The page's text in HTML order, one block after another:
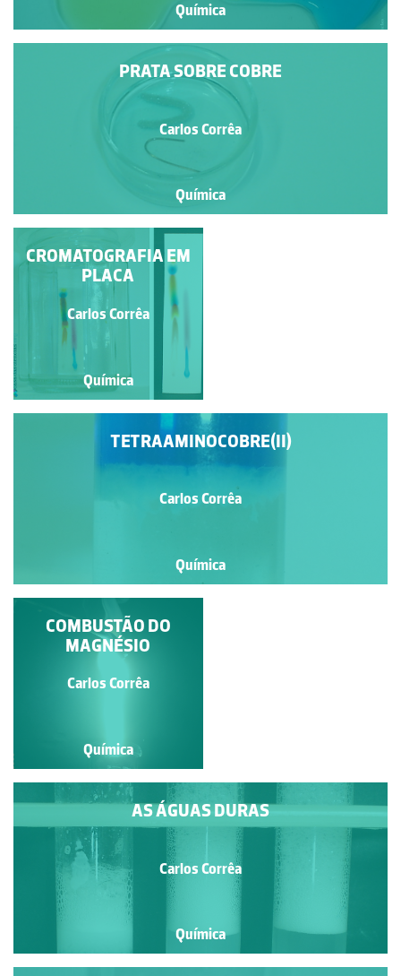
Química
PRATA SOBRE COBRE
Carlos Corrêa
Química
CARBITE
Carlos Corrêa
Química
CROMATOGRAFIA EM
PLACA
Carlos Corrêa
Química
TETRAAMINOCOBRE(II)
Carlos Corrêa
Química
DECOMPOSIÇÃO DA
ÁGUA OXIGENADA
Carlos Corrêa
Química
AS ÁGUAS DURAS
Carlos Corrêa
Química
COMBUSTÃO DO
MAGNÉSIO
Carlos Corrêa
Química